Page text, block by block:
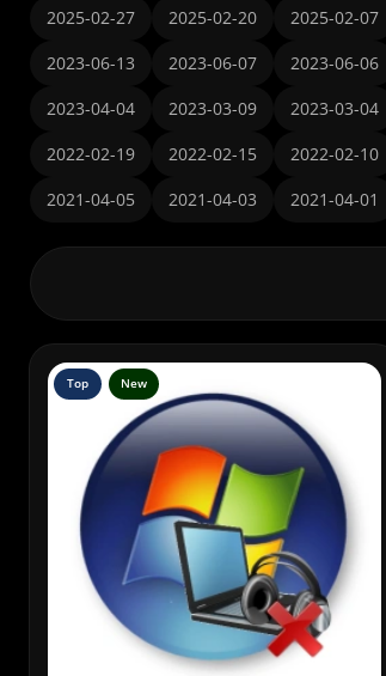
2025-02-27
2025-02-20 2025-02-07
2023-06-13
2023-06-07 2023-06-06
2023-04-04
2023-03-09 2023-03-04
2022-02-19
2022-02-15 2022-02-10
2021-04-05
2021-04-03 2021-04-01
Top New